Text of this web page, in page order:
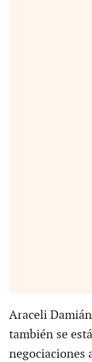
Araceli
también se
negociaciones